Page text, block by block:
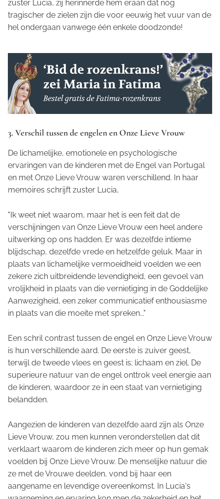
zuster Lucia, zij herinnerde hem eraan dat nog
tragischer de zielen zijn die voor eeuwig het vuur van de
hel ondergaan vanwege één enkele doodzonde!
3. Verschil tussen de engelen en Onze Lieve Vrouw
De lichamelijke, emotionele en psychologische
ervaringen van de kinderen met de Engel van Portugal
en met Onze Lieve Vrouw waren verschillend. In haar
memoires schrijft zuster Lucia,
"Ik weet niet waarom, maar het is een feit dat de
verschijningen van Onze Lieve Vrouw een heel andere
uitwerking op ons hadden. Er was dezelfde intieme
blijdschap, dezelfde vrede en hetzelfde geluk. Maar in
plaats van lichamelijke vermoeidheid voelden we een
zekere zich uitbreidende levendigheid, een gevoel van
vrolijkheid in plaats van die vernietiging in de Goddelijke
Aanwezigheid, een zeker communicatief enthousiasme
in plaats van die moeite met spreken..."
Een schril contrast tussen de engel en Onze Lieve Vrouw
is hun verschillende aard. De eerste is zuiver geest,
terwijl de tweede vlees en geest is; lichaam en ziel. De
superieure natuur van de engel onttrok veel energie aan
de kinderen, waardoor ze in een staat van vernietiging
belandden.
Aangezien de kinderen van dezelfde aard zijn als Onze
Lieve Vrouw, zou men kunnen veronderstellen dat dit
verklaart waarom de kinderen zich meer op hun gemak
voelden bij Onze Lieve Vrouw. De menselijke natuur die
ze met de Vrouwe deelden, vond bij haar een
aangename en levendige overeenkomst. In Lucia's